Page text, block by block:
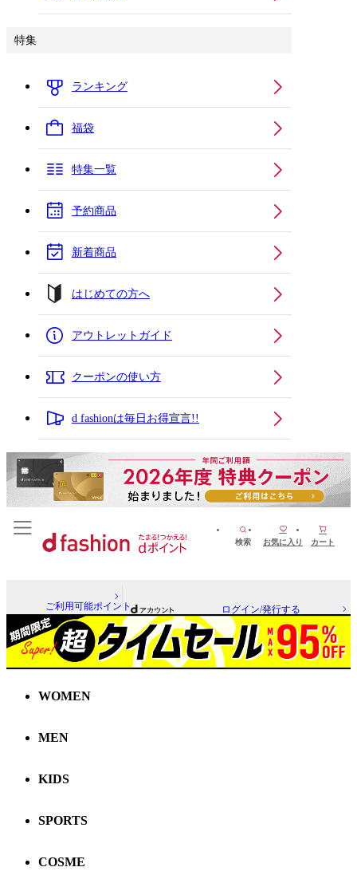
特集
ランキング
福袋
特集一覧
予約商品
新着商品
はじめての方へ
アウトレットガイド
クーポンの使い方
d fashionは毎日お得宣言!!
検索 お気に入り カート
ご利用可能ポイント ログイン/発行する
WOMEN
MEN
KIDS
SPORTS
COSME